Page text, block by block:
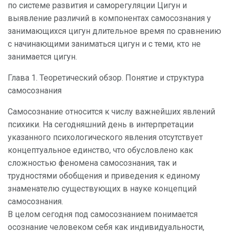
по системе развития и саморегуляции Цигун и
выявление различий в компонентах самосознания у
занимающихся цигун длительное время по сравнению
с начинающими заниматься цигун и с теми, кто не
занимается цигун.
Глава 1. Теоретический обзор. Понятие и структура
самосознания
Самосознание относится к числу важнейших явлений
психики. На сегодняшний день в интерпретации
указанного психологического явления отсутствует
концептуальное единство, что обусловлено как
сложностью феномена самосознания, так и
трудностями обобщения и приведения к единому
знаменателю существующих в науке концепций
самосознания.
В целом сегодня под самосознанием понимается
осознание человеком себя как индивидуальности,